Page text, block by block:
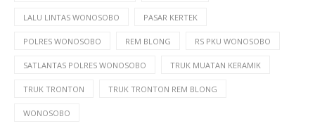
LALU LINTAS WONOSOBO PASAR KERTEK
POLRES WONOSOBO REM BLONG RS PKU WONOSOBO
SATLANTAS POLRES WONOSOBO TRUK MUATAN KERAMIK
TRUK TRONTON TRUK TRONTON REM BLONG
WONOSOBO